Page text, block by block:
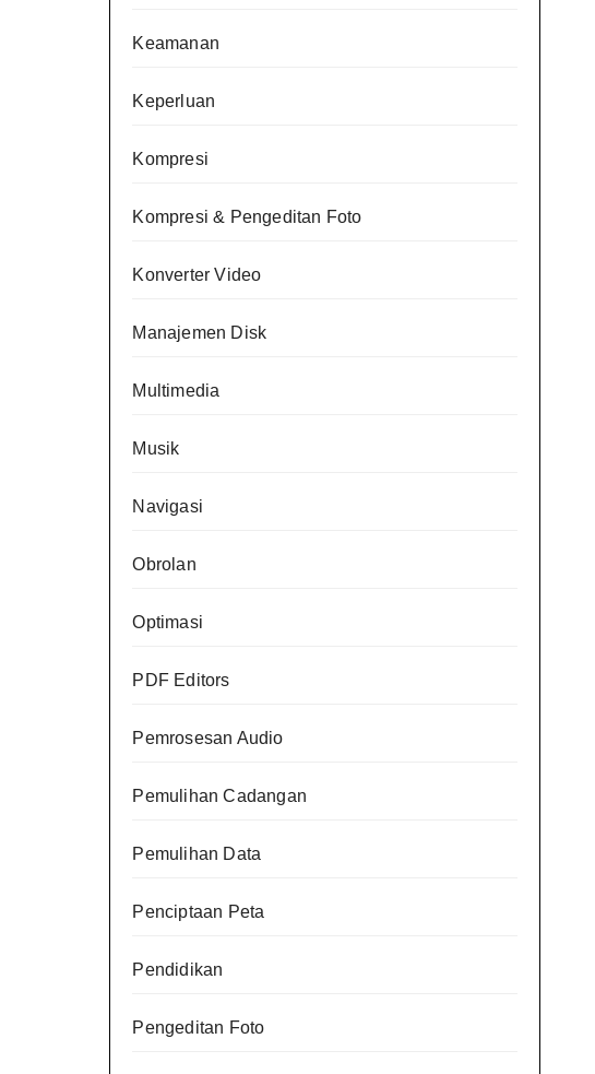
Keamanan
Keperluan
Kompresi
Kompresi & Pengeditan Foto
Konverter Video
Manajemen Disk
Multimedia
Musik
Navigasi
Obrolan
Optimasi
PDF Editors
Pemrosesan Audio
Pemulihan Cadangan
Pemulihan Data
Penciptaan Peta
Pendidikan
Pengeditan Foto